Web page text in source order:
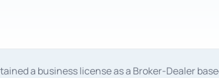
a business license as a Broker-Dealer